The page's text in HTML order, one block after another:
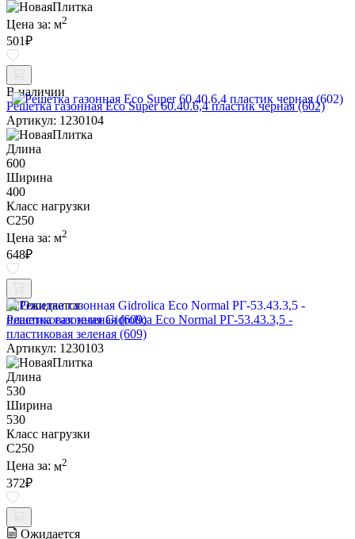
Цена за: м2
501₽
В наличии
Решетка газонная Eco Super 60.40.6,4 пластик черная (602)
Артикул: 1230104
Длина
600
Ширина
400
Класс нагрузки
C250
Цена за: м2
648₽
Ожидается
Решетка газонная Gidrolica Eco Normal РГ-53.43.3,5 -
пластиковая зеленая (609)
Артикул: 1230103
Длина
530
Ширина
530
Класс нагрузки
C250
Цена за: м2
372₽
Ожидается